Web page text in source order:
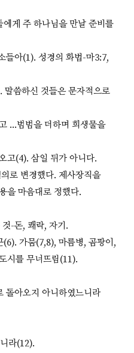
게 주 하나님을 만날 준비를
들아(1). 성경의 화법-마3:7,
말씀하신 것들은 문자적으로
...범범을 더하며 희생물을
고(4). 삼일 뒤가 아니다.
로 변경했다. 제사장직을
을 마음대로 정했다.
-돈, 쾌락, 자기.
가뭄(7,8), 마름병, 곰팡이,
시를 무너뜨림(11).
돌아오지 아니하였느니라
라(12).